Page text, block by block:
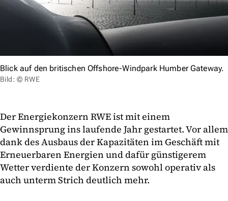
Blick auf den britischen Offshore-Windpark Humber Gateway.
Bild: © RWE
Der Energiekonzern RWE ist mit einem
Gewinnsprung ins laufende Jahr gestartet. Vor allem
dank des Ausbaus der Kapazitäten im Geschäft mit
Erneuerbaren Energien und dafür günstigerem
Wetter verdiente der Konzern sowohl operativ als
auch unterm Strich deutlich mehr.